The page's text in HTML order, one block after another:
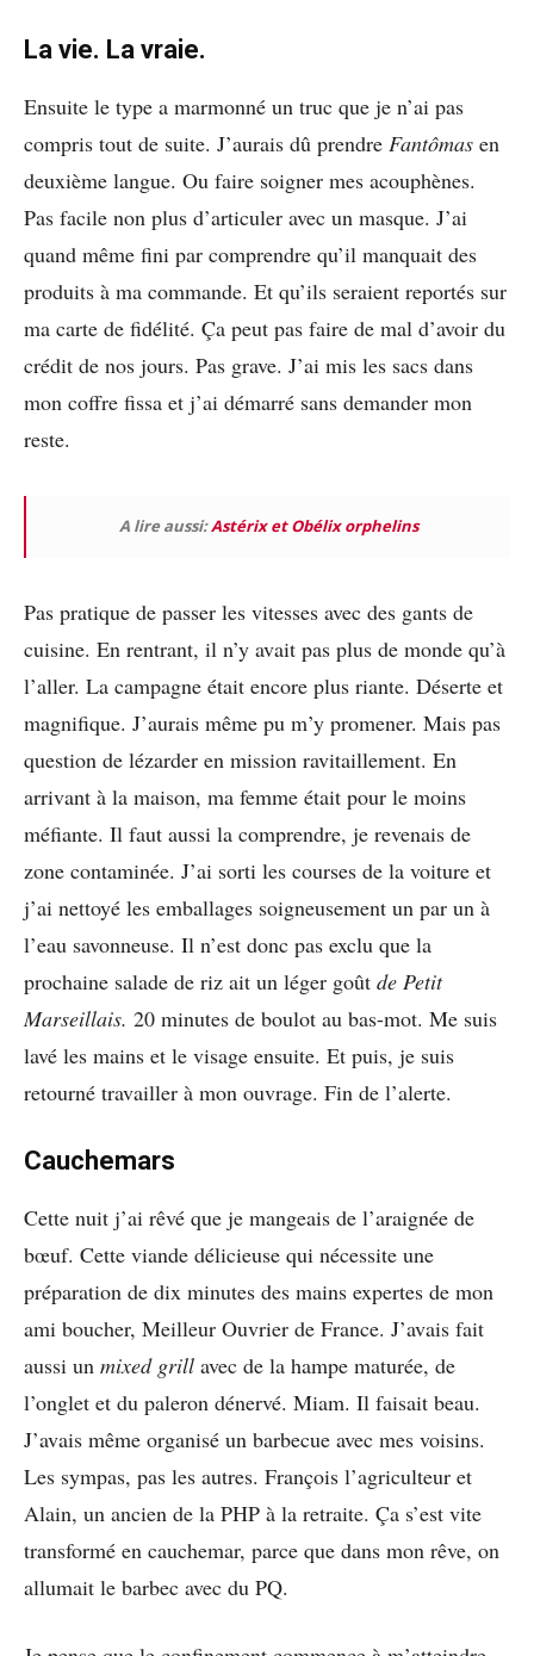
La vie. La vraie.
Ensuite le type a marmonné un truc que je n’ai pas
compris tout de suite. J’aurais dû prendre Fantômas en
deuxième langue. Ou faire soigner mes acouphènes.
Pas facile non plus d’articuler avec un masque. J’ai
quand même fini par comprendre qu’il manquait des
produits à ma commande. Et qu’ils seraient reportés sur
ma carte de fidélité. Ça peut pas faire de mal d’avoir du
crédit de nos jours. Pas grave. J’ai mis les sacs dans
mon coffre fissa et j’ai démarré sans demander mon
reste.
A lire aussi:Astérix et Obélix orphelins
Pas pratique de passer les vitesses avec des gants de
cuisine. En rentrant, il n’y avait pas plus de monde qu’à
l’aller. La campagne était encore plus riante. Déserte et
magnifique. J’aurais même pu m’y promener. Mais pas
question de lézarder en mission ravitaillement. En
arrivant à la maison, ma femme était pour le moins
méfiante. Il faut aussi la comprendre, je revenais de
zone contaminée. J’ai sorti les courses de la voiture et
j’ai nettoyé les emballages soigneusement un par un à
l’eau savonneuse. Il n’est donc pas exclu que la
prochaine salade de riz ait un léger goût de Petit
Marseillais. 20 minutes de boulot au bas-mot. Me suis
lavé les mains et le visage ensuite. Et puis, je suis
retourné travailler à mon ouvrage. Fin de l’alerte.
Cauchemars
Cette nuit j’ai rêvé que je mangeais de l’araignée de
bœuf. Cette viande délicieuse qui nécessite une
préparation de dix minutes des mains expertes de mon
ami boucher, Meilleur Ouvrier de France. J’avais fait
aussi un mixed grill avec de la hampe maturée, de
l’onglet et du paleron dénervé. Miam. Il faisait beau.
J’avais même organisé un barbecue avec mes voisins.
Les sympas, pas les autres. François l’agriculteur et
Alain, un ancien de la PHP à la retraite. Ça s’est vite
transformé en cauchemar, parce que dans mon rêve, on
allumait le barbec avec du PQ.